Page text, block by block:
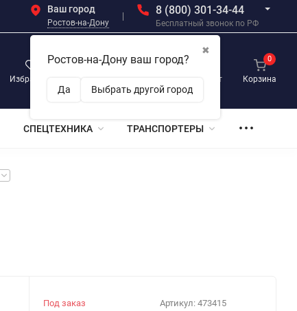
Ваш город
Ростов-на-Дону
✖
Ростов-на-Дону ваш город?
Да Выбрать другой город
8 (800) 301-34-44
Бесплатный звонок по РФ
Избранное
0
Личный кабинет Корзина
0
СПЕЦТЕХНИКА ТРАНСПОРТЕРЫ
Артикул: 473415
Под заказ